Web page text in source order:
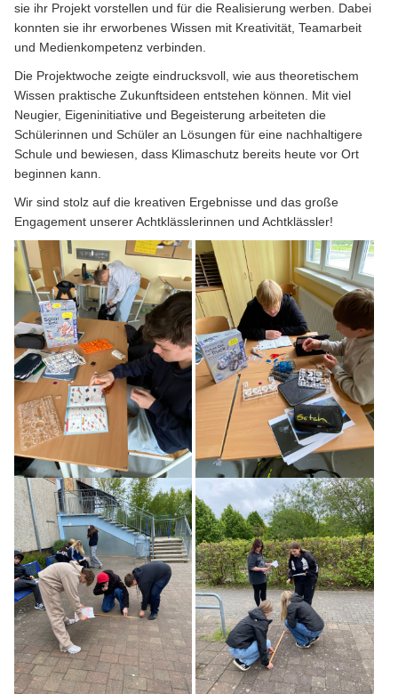
sie ihr Projekt vorstellen und für die Realisierung werben. Dabei
konnten sie ihr erworbenes Wissen mit Kreativität, Teamarbeit
und Medienkompetenz verbinden.
Die Projektwoche zeigte eindrucksvoll, wie aus theoretischem
Wissen praktische Zukunftsideen entstehen können. Mit viel
Neugier, Eigeninitiative und Begeisterung arbeiteten die
Schülerinnen und Schüler an Lösungen für eine nachhaltigere
Schule und bewiesen, dass Klimaschutz bereits heute vor Ort
beginnen kann.
Wir sind stolz auf die kreativen Ergebnisse und das große
Engagement unserer Achtklässlerinnen und Achtklässler!